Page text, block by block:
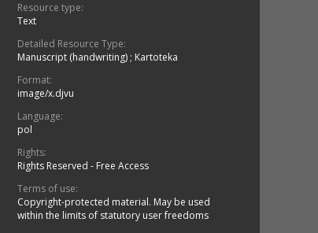
Resource type:
Text
Detailed Resource Type:
Manuscript (handwriting) ; Kartoteka
Format:
image/x.djvu
Language:
pol
Rights:
Rights Reserved - Free Access
Terms of use:
Copyright-protected material. May be used
within the limits of statutory user freedoms